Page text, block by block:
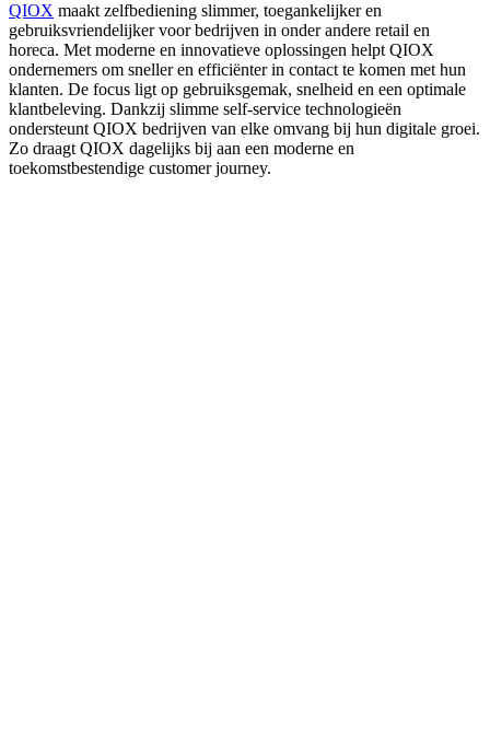
QIOX maakt zelfbediening slimmer, toegankelijker en
gebruiksvriendelijker voor bedrijven in onder andere retail en
horeca. Met moderne en innovatieve oplossingen helpt QIOX
ondernemers om sneller en efficiënter in contact te komen met hun
klanten. De focus ligt op gebruiksgemak, snelheid en een optimale
klantbeleving. Dankzij slimme self-service technologieën
ondersteunt QIOX bedrijven van elke omvang bij hun digitale groei.
Zo draagt QIOX dagelijks bij aan een moderne en
toekomstbestendige customer journey.